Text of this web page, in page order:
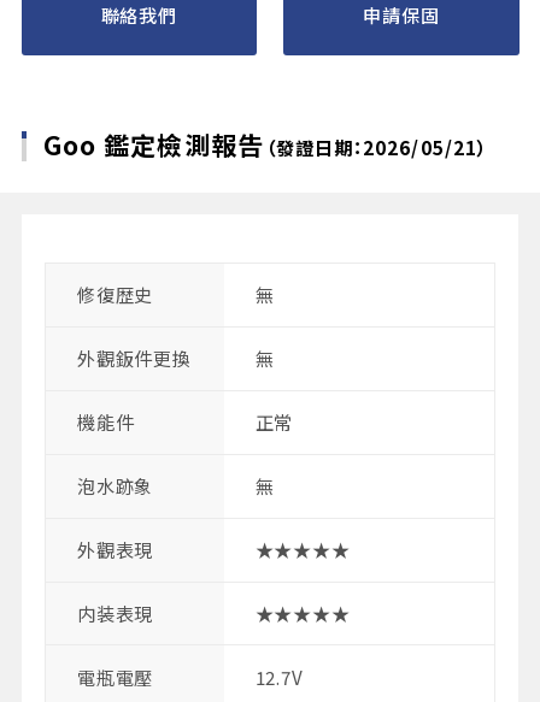
聯絡我們 申請保固
Goo 鑑定檢測報告 （發證日期：2026/05/21）
修復歴史 無
外觀鈑件更換 無
機能件 正常
泡水跡象 無
外觀表現 ★★★★★
内装表現 ★★★★★
電瓶電壓 12.7V